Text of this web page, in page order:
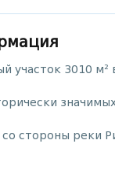
участок 3010
стороны реки